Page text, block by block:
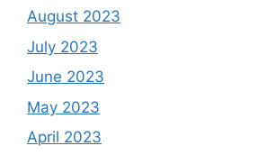
August 2023
July 2023
June 2023
May 2023
April 2023